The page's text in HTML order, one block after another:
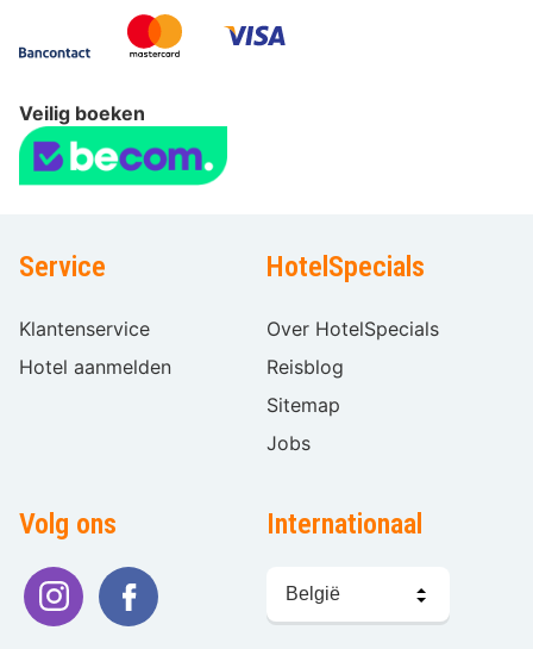
Veilig boeken
Service
Klantenservice
Hotel aanmelden
HotelSpecials
Over HotelSpecials
Reisblog
Sitemap
Jobs
Volg ons Internationaal
kiezen